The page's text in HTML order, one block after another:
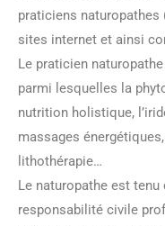
praticiens naturopathes
sites internet et ainsi
Le praticien
parmi lesquelles la
nutrition holistique,
massages
lithothérapie…
Le naturopathe est
responsabilité civile